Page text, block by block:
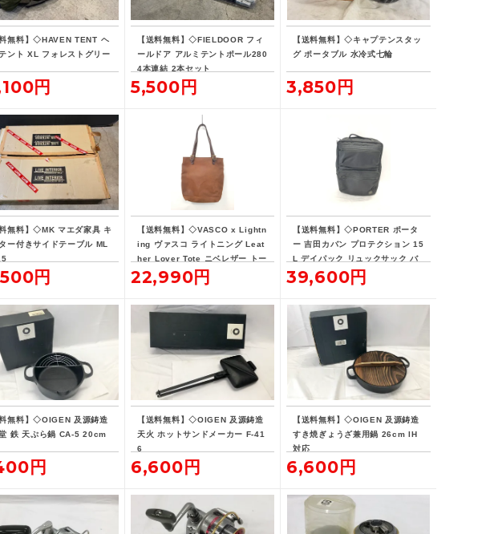
料無料】◇HAVEN TENT ヘ
ント XL フォレストグリー
円
【送料無料】◇FIELDOOR フィ
ールドア アルミテントポール280
4本連結 2本セット
5,500円
【送料無料】◇キャプテンスタッ
グ ポータブル 水冷式七輪
3,850円
料無料】◇MK マエダ家具 キ
ー付きサイドテーブル ML
円
【送料無料】◇VASCO x Lightn
ing ヴァスコ ライトニング Leat
her Lover Tote ニベレザー トー
ト バッグ 革ジャン用トート
22,990円
【送料無料】◇PORTER ポータ
ー 吉田カバン プロテクション 15
L デイパック リュックサック バ
ックパック
39,600円
料無料】◇OIGEN 及源鋳造
鉄 天ぷら鍋 CA-5 20cm
円
【送料無料】◇OIGEN 及源鋳造
天火 ホットサンドメーカー F-41
6
6,600円
【送料無料】◇OIGEN 及源鋳造
すき焼ぎょうざ兼用鍋 26cm IH
対応
6,600円